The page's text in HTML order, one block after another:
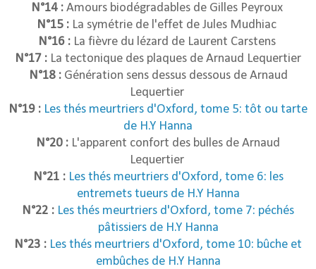
N°14 : Amours biodégradables de Gilles Peyroux
N°15 : La symétrie de l'effet de Jules Mudhiac
N°16 : La fièvre du lézard de Laurent Carstens
N°17 : La tectonique des plaques de Arnaud Lequertier
N°18 : Génération sens dessus dessous de Arnaud
Lequertier
N°19 : Les thés meurtriers d'Oxford, tome 5: tôt ou tarte
de H.Y Hanna
N°20 : L'apparent confort des bulles de Arnaud
Lequertier
N°21 : Les thésmeurtriers d'Oxford, tome 6: les
entremets tueurs de H.Y Hanna
N°22 : Les thés meurtriers d'Oxford, tome 7: péchés
pâtissiers de H.Y Hanna
N°23 : Les thés meurtriers d'Oxford, tome 10: bûche et
embûches de H.Y Hanna